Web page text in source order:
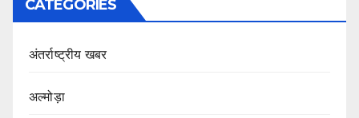
CATEGORIES
अंतर्राष्ट्रीय खबर
अल्मोड़ा